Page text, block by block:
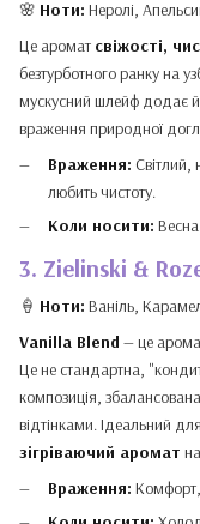
🌸 Ноти: Неролі,
Це аромат свіжості,
безтурботного ранку на
мускусний шлейф додає
враження природної
Враження:
любить чистоту.
Коли носити:
3. Zielinski &
🍦 Ноти: Ваніль,
Vanilla Blend — це
Це не стандартна,
композиція,
відтінками. Ідеальний
зігріваючий аромат
Враження: Комфорт,